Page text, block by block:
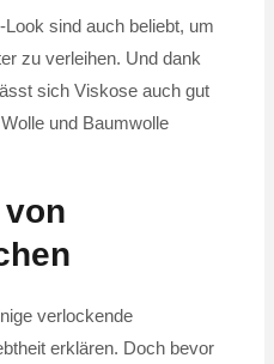
sind auch beliebt, um
zu verleihen. Und dank
sich Viskose auch gut
und Baumwolle
verlockende
erklären. Doch bevor